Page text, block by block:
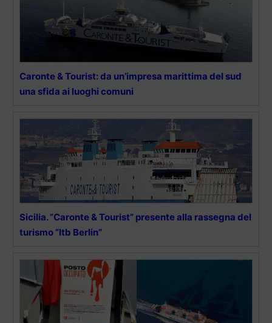
Caronte & Tourist: da un’impresa marittima del sud
una sfida ai luoghi comuni
Sicilia. ”Caronte & Tourist” presente alla rassegna del
turismo ”Itb Berlin”